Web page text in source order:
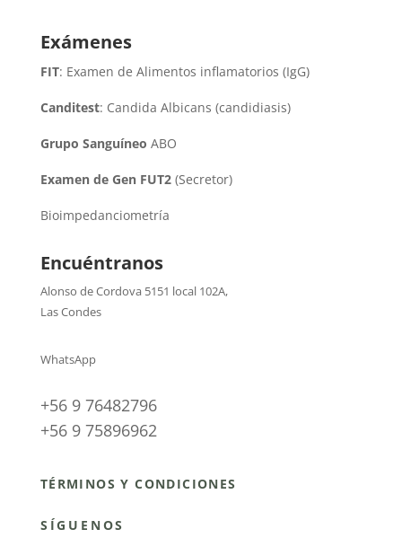
Exámenes
FIT: Examen de Alimentos inflamatorios (IgG)
Canditest: Candida Albicans (candidiasis)
Grupo Sanguíneo ABO
Examen de Gen FUT2(Secretor)
Bioimpedanciometría
Encuéntranos
Alonso de Cordova 5151 local 102A,
Las Condes
WhatsApp
+56 9 76482796
+56 9 75896962
TÉRMINOS Y CONDICIONES
SÍGUENOS